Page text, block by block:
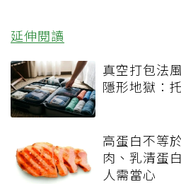
延伸閱讀
真空打包法
隱形地獄：
高蛋白不等
肉、乳清蛋
人需當心